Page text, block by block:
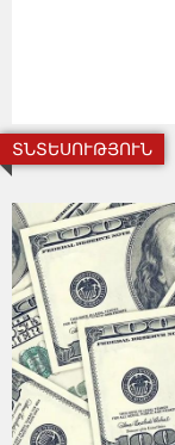
ՏՆՏԵՍՈՒԹՅՈՒՆ